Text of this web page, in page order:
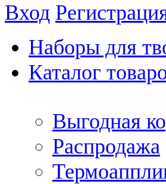
Вход
Наборы для
Каталог
Выгодная
Распродажа